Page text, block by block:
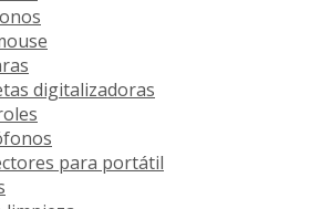
digitalizadoras
para portátil